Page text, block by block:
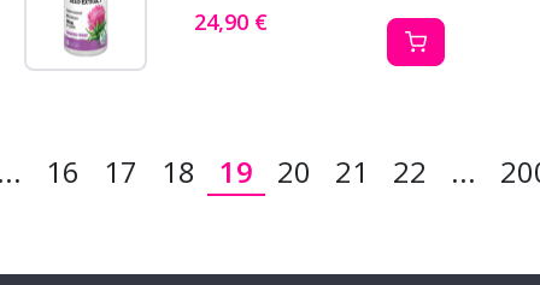
24,90 €
16 17 18 19 20 21 22 ...